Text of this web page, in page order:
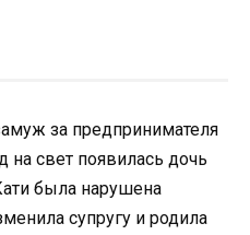
за предпринимателя
на свет появилась дочь
была нарушена
супругу и родила